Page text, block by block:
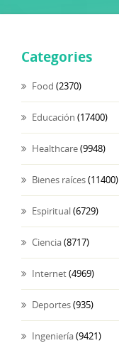
Categories
Food (2370)
Educación (17400)
Healthcare(9948)
Bienes raíces(11400)
Espiritual(6729)
Ciencia(8717)
Internet(4969)
Deportes(935)
Ingeniería(9421)